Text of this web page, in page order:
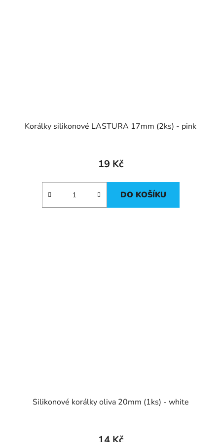
Korálky silikonové LASTURA 17mm (2ks) - pink
19 Kč
DO KOŠÍKU
Silikonové korálky oliva 20mm (1ks) - white